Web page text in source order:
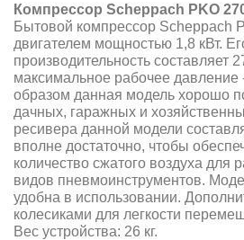
Компрессор Scheppach PKO
Бытовой компрессор Scheppach
двигателем мощностью 1,8 кВт.
производительность составляет
максимальное рабочее давление
образом данная модель хорошо
дачных, гаражных и
ресивера данной модели
вполне достаточно, чтобы
количество сжатого воздуха для
видов пневмоинструментов.
удобна в использовании.
колесиками для легкости
Вес устройства: 26 кг.